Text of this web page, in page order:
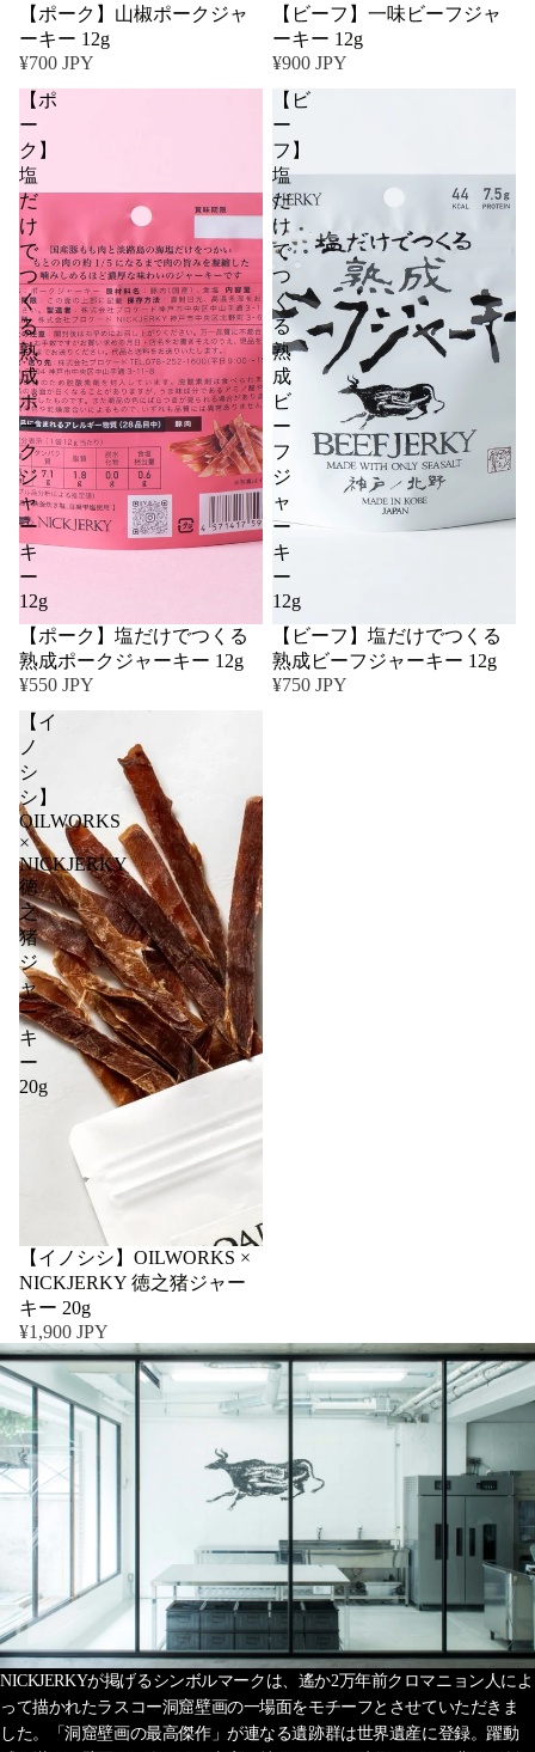
【ポーク】山椒ポークジャ
ーキー 12g
¥700 JPY
【ビーフ】一味ビーフジャ
ーキー 12g
¥900 JPY
【ポ
ー
ク】
塩
だ
け
で
つ
く
る
熟
成
ポ
ー
ク
ジ
ャ
ー
キ
ー
12g
【ポーク】塩だけでつくる
熟成ポークジャーキー 12g
¥550 JPY
【ビ
ー
フ】
塩
だ
け
で
つ
く
る
熟
成
ビ
ー
フ
ジ
ャ
ー
キ
ー
12g
【ビーフ】塩だけでつくる
熟成ビーフジャーキー 12g
¥750 JPY
【イ
ノ
シ
シ】
OILWORKS
×
NICKJERKY
徳
之
猪
ジ
ャ
ー
キ
ー
20g
売り切れ
【イノシシ】OILWORKS ×
NICKJERKY 徳之猪ジャー
キー 20g
¥1,900 JPY
NICKJERKYが掲げるシンボルマークは、遙か2万年前クロマニョン人によ
って描かれたラスコー洞窟壁画の一場面をモチーフとさせていただきま
した。「洞窟壁画の最高傑作」が連なる遺跡群は世界遺産に登録。躍動